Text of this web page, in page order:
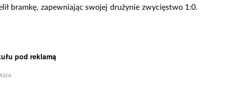
bramkę, zapewniając swojej drużynie zwycięstwo 1:0.
pod reklamą